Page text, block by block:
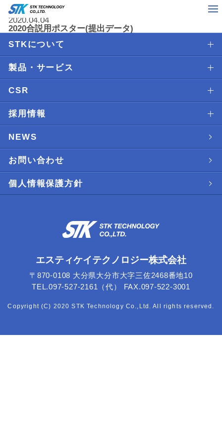
2020.04.04
2020合説用ポスター(提出データ)
STKについて
製品・サービス
CSR
採用情報
NEWS
お問い合わせ
個人情報保護方針
エスティケイテクノロジー株式会社
〒870-0108 大分県大分市大字三佐2468番地10
TEL.097-527-2161（代） FAX.097-522-3001
Copyright (C) 2020 STK Technology Co.,Ltd. All rights reserved.